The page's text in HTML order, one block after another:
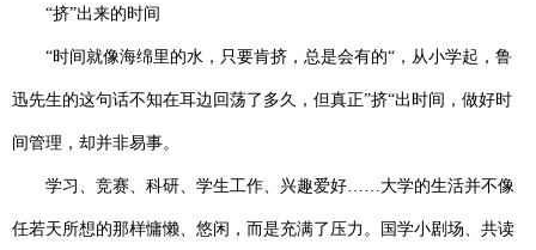
“挤”出来的时间
“时间就像海绵里的水，只要肯挤，总是会有的“，从小学起，鲁
迅先生的这句话不知在耳边回荡了多久，但真正”挤“出时间，做好时
间管理，却并非易事。
学习、竞赛、科研、学生工作、兴趣爱好……大学的生活并不像
任若天所想的那样慵懒、悠闲，而是充满了压力。国学小剧场、共读